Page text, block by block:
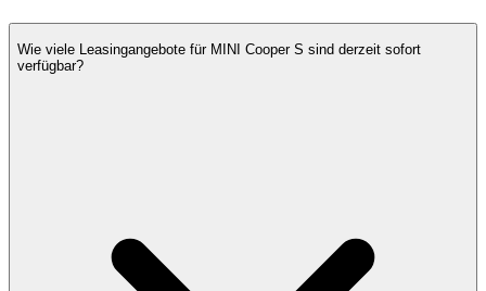
Wie viele Leasingangebote für MINI Cooper S sind derzeit sofort
verfügbar?